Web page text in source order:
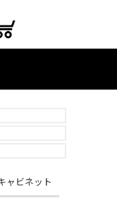
ャビネット